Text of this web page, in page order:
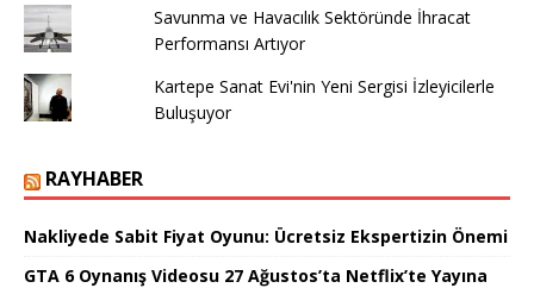
Savunma ve Havacılık Sektöründe İhracat
Performansı Artıyor
Kartepe Sanat Evi'nin Yeni Sergisi İzleyicilerle
Buluşuyor
RAYHABER
Nakliyede Sabit Fiyat Oyunu: Ücretsiz Ekspertizin Önemi
GTA 6 Oynanış Videosu 27 Ağustos’ta Netflix’te Yayına